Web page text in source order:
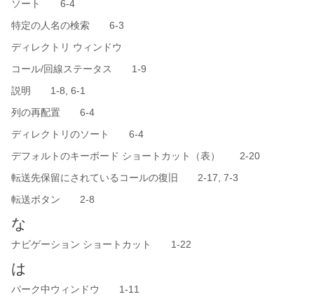
ソート 6-4
特定の人名の検索 6-3
ディレクトリ ウィンドウ
コール/回線ステータス 1-9
説明 1-8, 6-1
列の再配置 6-4
ディレクトリのソート 6-4
デフォルトのキーボード ショートカット（表） 2-20
転送先保留にされているコールの復旧 2-17, 7-3
転送ボタン 2-8
な
ナビゲーション ショートカット 1-22
は
パーク中ウィンドウ 1-11